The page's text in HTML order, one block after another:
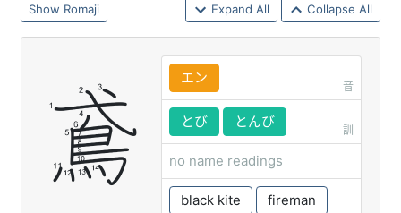
Romaji Expand All Collapse All
鳶 エン
音
とび とんび
訓
no name readings
black kite
fireman